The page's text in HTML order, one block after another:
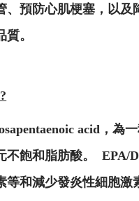
、預防心肌梗塞，以
質。
acid，為
不飽和脂肪酸。 EPA/
等和減少發炎性細胞激